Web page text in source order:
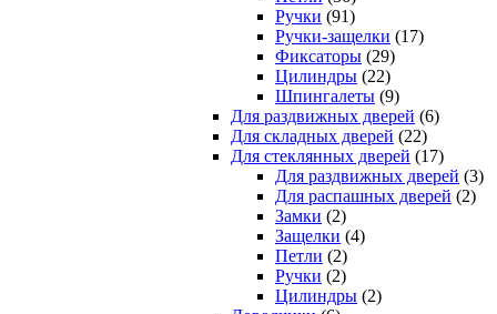
Ручки (91)
Ручки-защелки (17)
Фиксаторы (29)
Цилиндры (22)
Шпингалеты (9)
Для раздвижных дверей (6)
Для складных дверей (22)
Для стеклянных дверей (17)
Для раздвижных дверей (3)
Для распашных дверей (2)
Замки (2)
Защелки (4)
Петли (2)
Ручки (2)
Цилиндры (2)